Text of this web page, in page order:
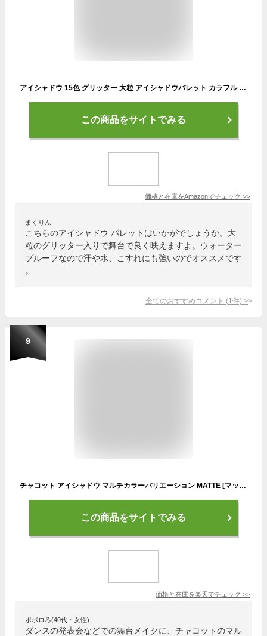
アイシャドウ 15色 グリッター 大粒 アイシャドウパレット カラフル アイシャドウベース ラメ 韓国 人気 安い 持ち運び アイパレット ダイヤモンド 立体 ナチュラル 長持ち おしゃれ アイメイク メイクアップ ウォータープルーフ 日常 通勤 パーティー(#02)
この商品をサイトでみる
価格と在庫をAmazonでチェック >>
まくりん
こちらのアイシャドウ パレットはいかがでしょうか。大
粒のグリッター入りで舞台で良く映えますよ。ウォーター
プルーフなので汗や水、こすれにも強いのでオススメです
。
全てのおすすめコメント (1 件) >
9
チャコット アイシャドウ マルチカラーバリエーション MATTE [マット] MA01-13 全100色 Chacott COSMETICS
この商品をサイトでみる
価格と在庫を楽天でチェック >>
ポポロろ(40代・女性)
ダンスの発表会などでの舞台メイクに、チャコットのマル